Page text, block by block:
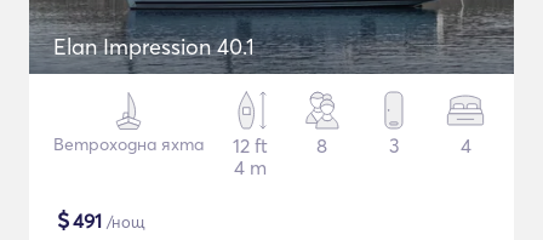
Elan Impression 40.1
Ветроходна яхта
12 ft
4 m
8 3 4
$491 /нощ